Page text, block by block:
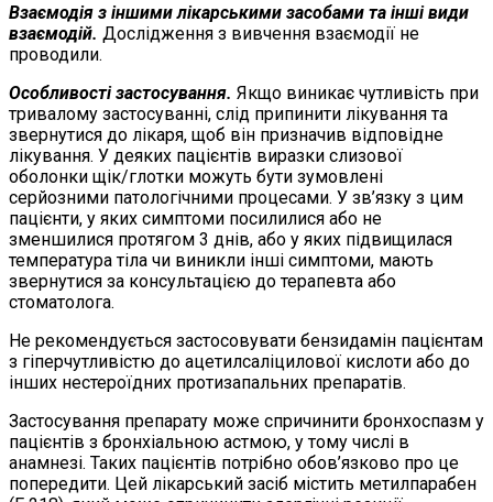
Взаємодія з іншими лікарськими засобами та інші види
взаємодій. Дослідження з вивчення взаємодії не
проводили.
Особливості застосування. Якщо виникає чутливість при
тривалому застосуванні, слід припинити лікування та
звернутися до лікаря, щоб він призначив відповідне
лікування. У деяких пацієнтів виразки слизової
оболонки щік/глотки можуть бути зумовлені
серйозними патологічними процесами. У зв’язку з цим
пацієнти, у яких симптоми посилилися або не
зменшилися протягом 3 днів, або у яких підвищилася
температура тіла чи виникли інші симптоми, мають
звернутися за консультацією до терапевта або
стоматолога.
Не рекомендується застосовувати бензидамін пацієнтам
з гіперчутливістю до ацетилсаліцилової кислоти або до
інших нестероїдних протизапальних препаратів.
Застосування препарату може спричинити бронхоспазм у
пацієнтів з бронхіальною астмою, у тому числі в
анамнезі. Таких пацієнтів потрібно обов’язково про це
попередити. Цей лікарський засіб містить метилпарабен